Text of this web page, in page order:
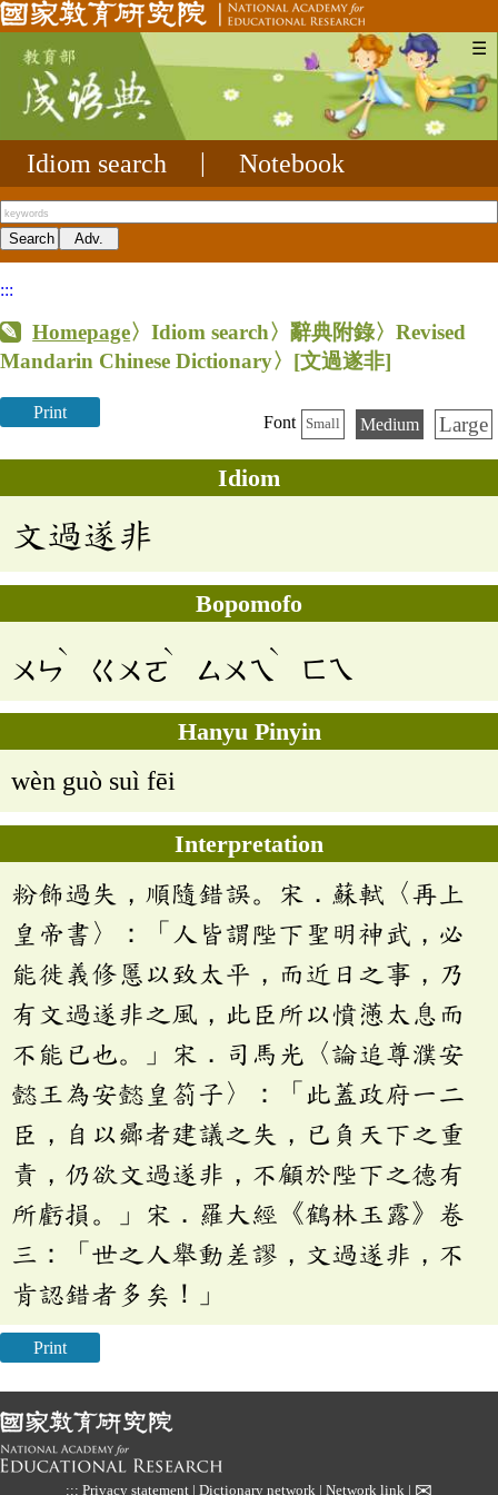
☰
Idiom search Notebook
:::
Homepage〉Idiom search〉辭典附錄〉Revised
Mandarin Chinese Dictionary〉 [文過遂非]
Print
Font Small Medium Large
Idiom
文過遂非
Bopomofo
ㄨㄣ
ˋ
ㄍㄨㄛ
ˋ
ㄙㄨㄟ
ˋ
ㄈㄟ
Hanyu Pinyin
wèn guò suì fēi
Interpretation
粉飾過失，順隨錯誤。宋．蘇軾〈再上
皇帝書〉：「人皆謂陛下聖明神武，必
能徙義修慝以致太平，而近日之事，乃
有文過遂非之風，此臣所以憤懣太息而
不能已也。」宋．司馬光〈論追尊濮安
懿王為安懿皇劄子〉：「此蓋政府一二
臣，自以曏者建議之失，已負天下之重
責，仍欲文過遂非，不顧於陛下之德有
所虧損。」宋．羅大經《鶴林玉露》卷
三：「世之人舉動差謬，文過遂非，不
肯認錯者多矣！」
Print
::: Privacy statement | Dictionary network | Network link |